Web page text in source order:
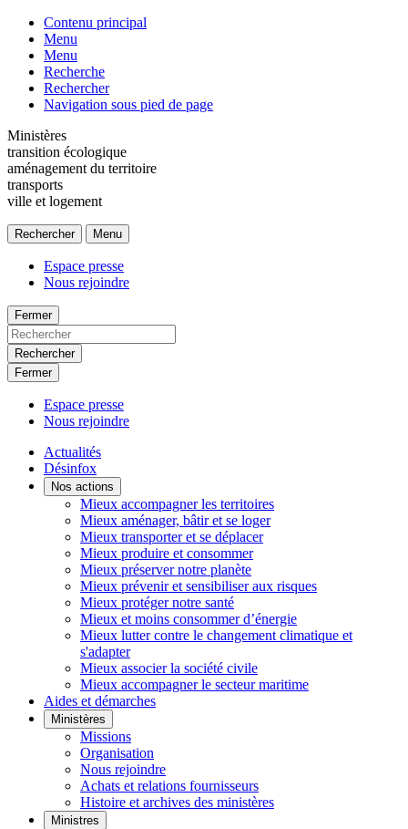
Contenu principal
Menu
Menu
Recherche
Rechercher
Navigation sous pied de page
Ministères
transition écologique
aménagement du territoire
transports
ville et logement
Rechercher Menu
Espace presse
Nous rejoindre
Fermer
Rechercher
Fermer
Espace presse
Nous rejoindre
Actualités
Désinfox
Nos actions
Mieux accompagner les territoires
Mieux aménager, bâtir et se loger
Mieux transporter et se déplacer
Mieux produire et consommer
Mieux préserver notre planète
Mieux prévenir et sensibiliser aux risques
Mieux protéger notre santé
Mieux et moins consommer d’énergie
Mieux lutter contre le changement climatique et
s'adapter
Mieux associer la société civile
Mieux accompagner le secteur maritime
Aides et démarches
Ministères
Missions
Organisation
Nous rejoindre
Achats et relations fournisseurs
Histoire et archives des ministères
Ministres